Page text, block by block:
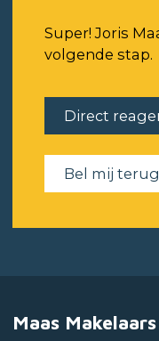
Super! Joris
volgende stap.
Direct
Bel mij terug
Maas Makelaars